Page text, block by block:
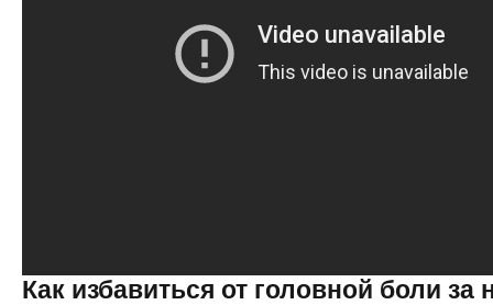
Как избавиться от головной боли за